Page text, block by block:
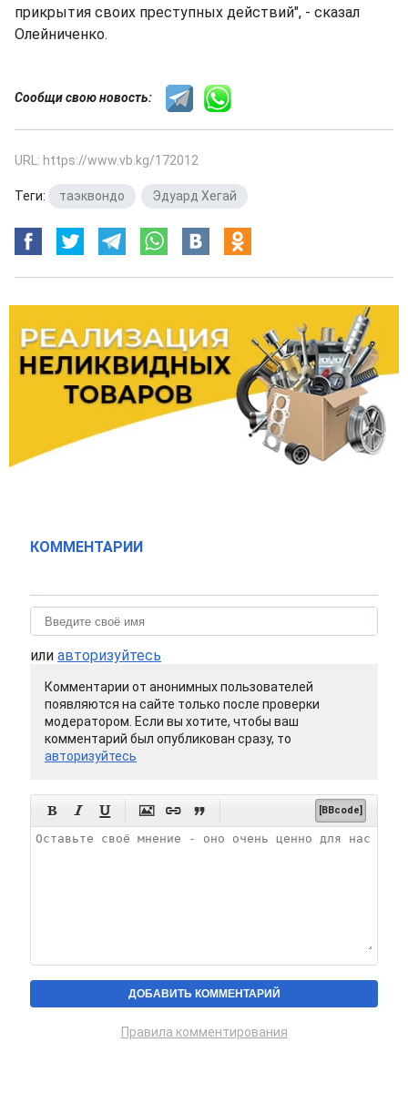
прикрытия своих преступных действий", - сказал
Олейниченко.
Сообщи свою новость:
URL: https://www.vb.kg/172012
Теги: таэквондо Эдуард Хегай
КОММЕНТАРИИ
или авторизуйтесь
Комментарии от анонимных пользователей
появляются на сайте только после проверки
модератором. Если вы хотите, чтобы ваш
комментарий был опубликован сразу, то
авторизуйтесь
      [BBcode]
Правила комментирования